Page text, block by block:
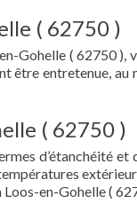
( 62750 )
Gohelle ( 62750 ),
être entretenue, au
( 62750 )
d’étanchéité
en-Gohelle (